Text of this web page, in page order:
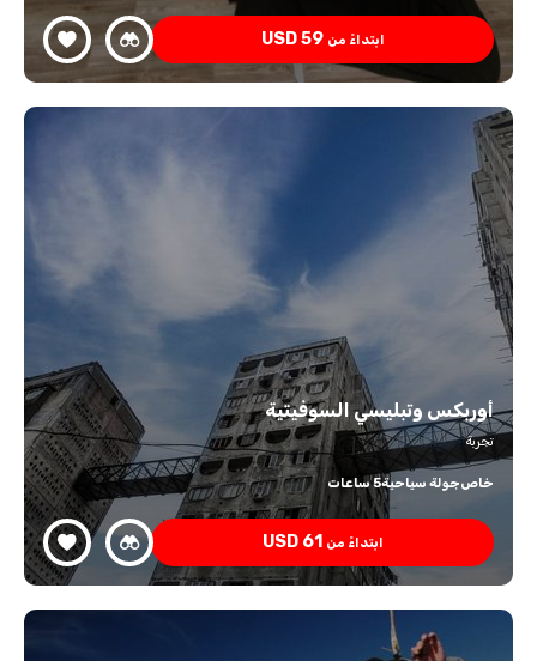
ابتداءً من USD 59
أوربكس وتبليسي السوفيتية
تجربة
خاصجولة سياحية5 ساعات
ابتداءً من USD 61